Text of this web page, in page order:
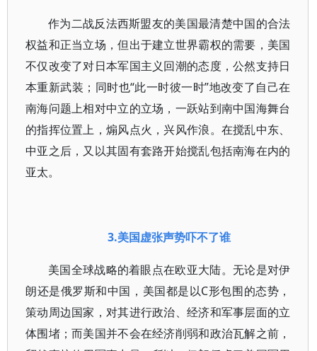
作为二战反法西斯盟友的美国最清楚中国的合法
权益和正当立场，但出于建立世界霸权的需要，美国
不仅改变了对日本军国主义回潮的态度，公然支持日
本重新武装；同时也“此一时彼一时”地改变了自己在
南海问题上相对中立的立场，一跃站到南中国海舞台
的指挥位置上，煽风点火，兴风作浪。在搅乱中东、
中亚之后，又以其固有套路开始搅乱包括南海在内的
亚太。
3.美国虚张声势吓不了谁
美国全球战略的着眼点在欧亚大陆。无论是对伊
朗还是俄罗斯和中国，美国都是以C形包围的态势，
策动周边国家，对其进行政治、经济和军事层面的立
体围堵；而美国并不会在经济削弱和政治瓦解之前，